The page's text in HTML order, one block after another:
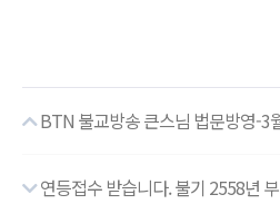
BTN 불교방송 큰스님 법문방영-3
연등접수 받습니다. 불기 2558년